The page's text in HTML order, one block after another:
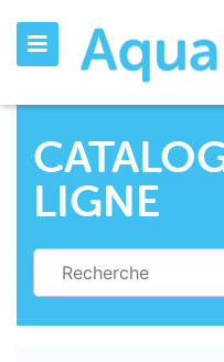
LIGNE